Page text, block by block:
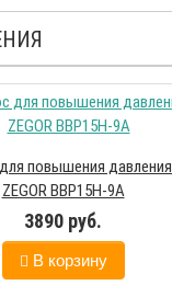
повышения давления
ZEGOR BBP15Н-9А
3890 руб.
В корзину